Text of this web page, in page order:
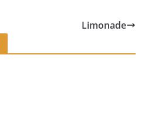
Limonade